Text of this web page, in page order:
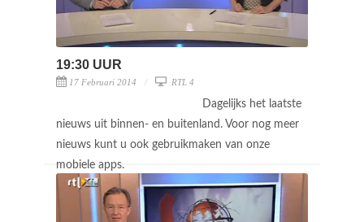
19:30 UUR
17 Februari 2014 RTL 4
Dagelijks het laatste
nieuws uit binnen- en buitenland. Voor nog meer
nieuws kunt u ook gebruikmaken van onze
mobiele apps.